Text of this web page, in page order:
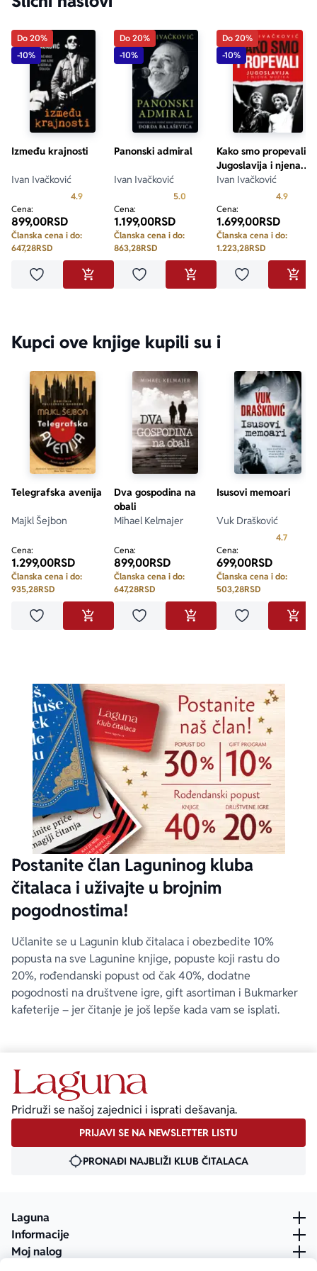
Do 20%
-10%
Između krajnosti
Ivan Ivačković
4.9Prosecna ocena je 4.9 od 5
Cena:
899,00RSD
Članska cena i do:
647,28RSD
Dodaj u omiljeneDODAJ U KORPU
Do 20%
-10%
Panonski admiral
Ivan Ivačković
5.0 Prosecna ocena je 5.0 od 5
Cena:
1.199,00RSD
Članska cena i do:
863,28RSD
Dodaj u omiljeneDODAJ U KORPU
Do 20%
-10%
Kako smo propevali -
Jugoslavija i njena
muzika
Ivan Ivačković
4.9
Cena:
1.699,00RSD
Članska cena i do:
1.223,28RSD
Dodaj u
Kupci ove knjige kupili su i
Telegrafska avenija
Majkl Šejbon
Cena:
1.299,00RSD
Članska cena i do:
935,28RSD
Dodaj u omiljeneDODAJ U KORPU
Dva gospodina na
obali
Mihael Kelmajer
Cena:
899,00RSD
Članska cena i do:
647,28RSD
Dodaj u omiljeneDODAJ U KORPU
Isusovi memoari
Vuk Drašković
4.7
Cena:
699,00RSD
Članska cena i do:
503,28RSD
Dodaj u
Postanite član Laguninog kluba
čitalaca i uživajte u brojnim
pogodnostima!
Učlanite se u Lagunin klub čitalaca i obezbedite 10%
popusta na sve Lagunine knjige, popuste koji rastu do
20%, rođendanski popust od čak 40%, dodatne
pogodnosti na društvene igre, gift asortiman i Bukmarker
kafeterije – jer čitanje je još lepše kada vam se isplati.
Pridruži se našoj zajednici i isprati dešavanja.
PRIJAVI SE NA NEWSLETTER LISTU
PRONAĐI NAJBLIŽI KLUB ČITALACA
Laguna
Informacije
Moj nalog